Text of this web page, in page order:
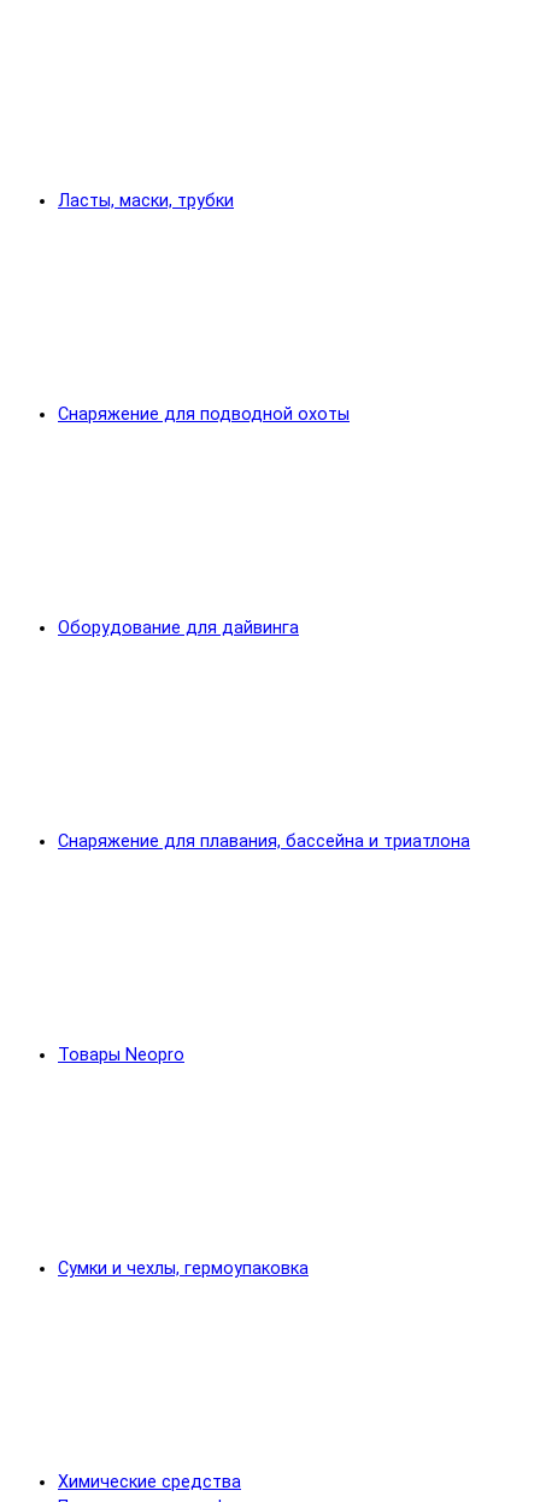
Ласты, маски, трубки
Снаряжение для подводной охоты
Оборудование для дайвинга
Снаряжение для плавания, бассейна и триатлона
Товары Neopro
Сумки и чехлы, гермоупаковка
Химические средства